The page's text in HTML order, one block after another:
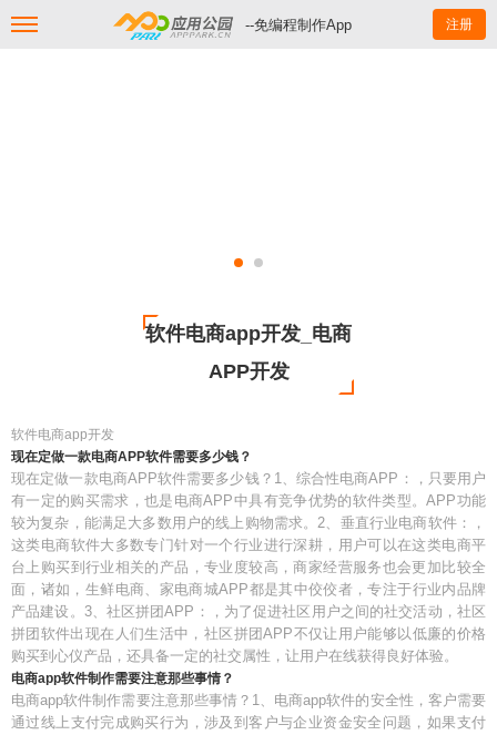
--免编程制作App 注册
软件电商app开发_电商
APP开发
软件电商app开发
现在定做一款电商APP软件需要多少钱？
现在定做一款电商APP软件需要多少钱？1、综合性电商APP：，只要用户
有一定的购买需求，也是电商APP中具有竞争优势的软件类型。APP功能
较为复杂，能满足大多数用户的线上购物需求。2、垂直行业电商软件：，
这类电商软件大多数专门针对一个行业进行深耕，用户可以在这类电商平
台上购买到行业相关的产品，专业度较高，商家经营服务也会更加比较全
面，诸如，生鲜电商、家电商城APP都是其中佼佼者，专注于行业内品牌
产品建设。3、社区拼团APP：，为了促进社区用户之间的社交活动，社区
拼团软件出现在人们生活中，社区拼团APP不仅让用户能够以低廉的价格
购买到心仪产品，还具备一定的社交属性，让用户在线获得良好体验。
电商app软件制作需要注意那些事情？
电商app软件制作需要注意那些事情？1、电商app软件的安全性，客户需要
通过线上支付完成购买行为，涉及到客户与企业资金安全问题，如果支付